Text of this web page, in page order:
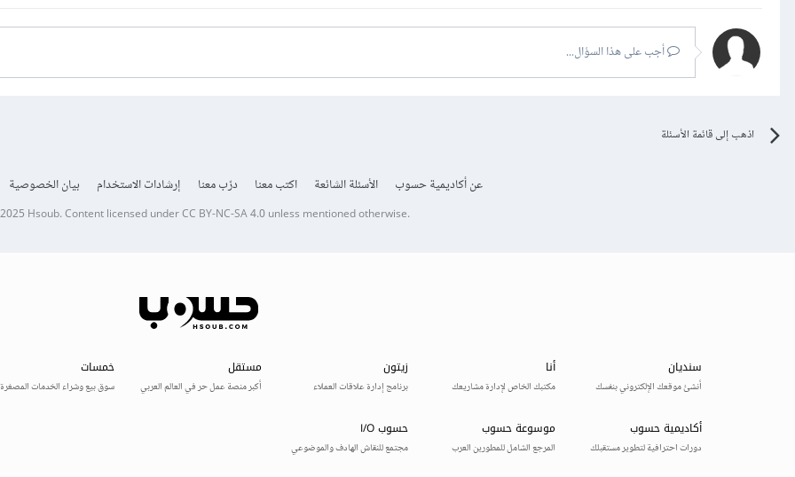
أجب على هذا السؤال...
اذهب إلى قائمة الأسئلة
عن أكاديمية حسوب الأسئلة الشائعة اكتب معنا درّب معنا إرشادات الاستخدام بيان الخصوصية
Hsoub.Content licensed underCC BY-NC-SA 4.0unless mentioned otherwise.